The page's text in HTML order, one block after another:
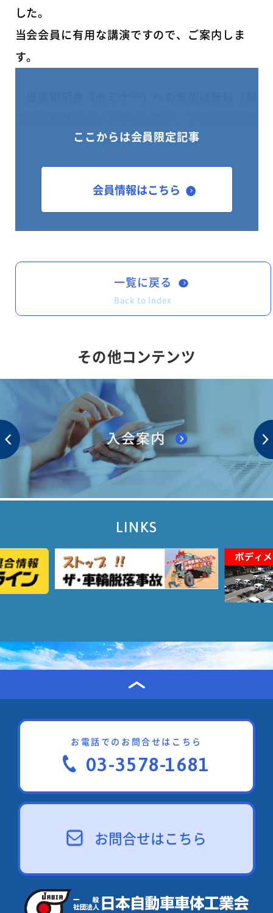
した。
当会会員に有用な講演ですので、ご案内しま
す。
の当日の説明資料等は無料配布）となっていま
参加をご希望の方は、以下のアドレスから申込
用紙をダウンロードし、財団法人全国中小企業
取引振興協会に直接お申し込みください。
ここからは会員限定記事
会員情報はこちら
一覧に戻る
Back to Index
その他コンテンツ
LINKS
お電話でのお問合せはこちら
03-3578-1681
お問合せはこちら